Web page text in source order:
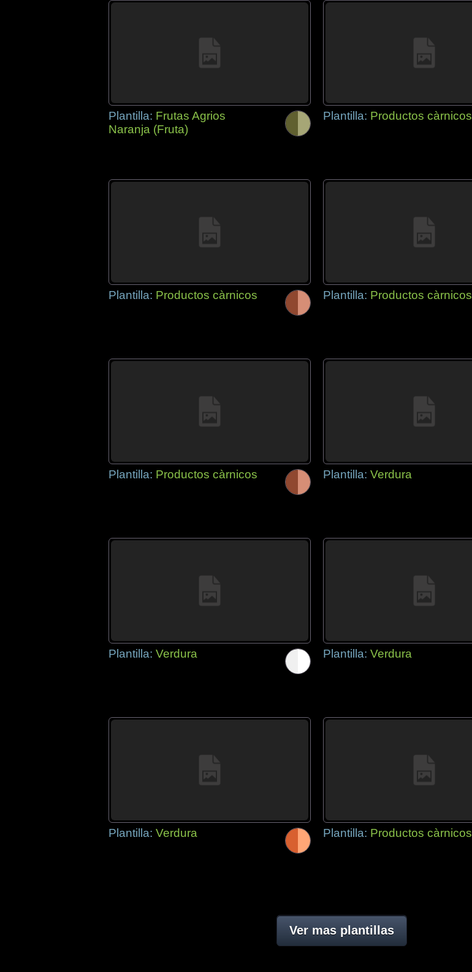
Plantilla: Frutas Agrios
Naranja (Fruta)
Plantilla: Productos càrnicos
Plantilla: Productos càrnicos Plantilla: Productos càrnicos
Plantilla: Productos càrnicos Plantilla: Verdura
Plantilla: Verdura Plantilla: Verdura
Plantilla: Verdura Plantilla: Productos càrnicos
Ver mas plantillas